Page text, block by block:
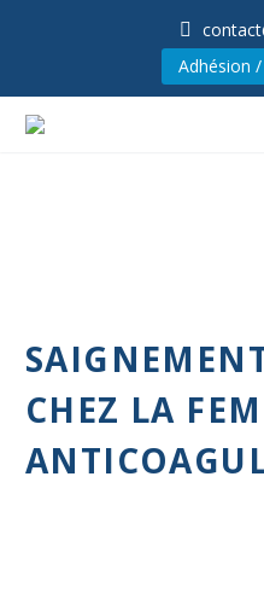
Adhésion
CHEZ LA